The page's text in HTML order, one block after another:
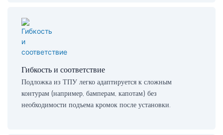
Гибкость и соответствие
Подложка из ТПУ легко адаптируется к сложным
контурам (например, бамперам, капотам) без
необходимости подъема кромок после установки.